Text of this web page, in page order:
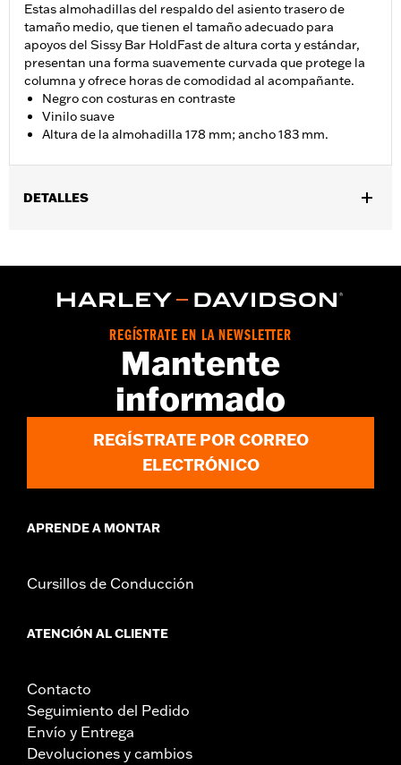
Estas almohadillas del respaldo del asiento trasero de
tamaño medio, que tienen el tamaño adecuado para
apoyos del Sissy Bar HoldFast de altura corta y estándar,
presentan una forma suavemente curvada que protege la
columna y ofrece horas de comodidad al acompañante.
Negro con costuras en contraste
Vinilo suave
Altura de la almohadilla 178 mm; ancho 183 mm.
DETALLES
H-D® Detachables™ de altura estándar N/P 52300324, 52627-
09A, 54247-09A, 52933-97C o 52805-97B, Sissy Bar H-D®
Detachables™ altos N/P 52723-06A, Sissy Bar H-D®
Touring cromados requieren la compra por separado del
Instrucciones de instalación
7.2 Inches
REGÍSTRATE EN LA NEWSLETTER
Mantente
informado
REGÍSTRATE POR CORREO
ELECTRÓNICO
APRENDE A MONTAR
Cursillos de Conducción
ATENCIÓN AL CLIENTE
Contacto
Seguimiento del Pedido
Envío y Entrega
Devoluciones y cambios